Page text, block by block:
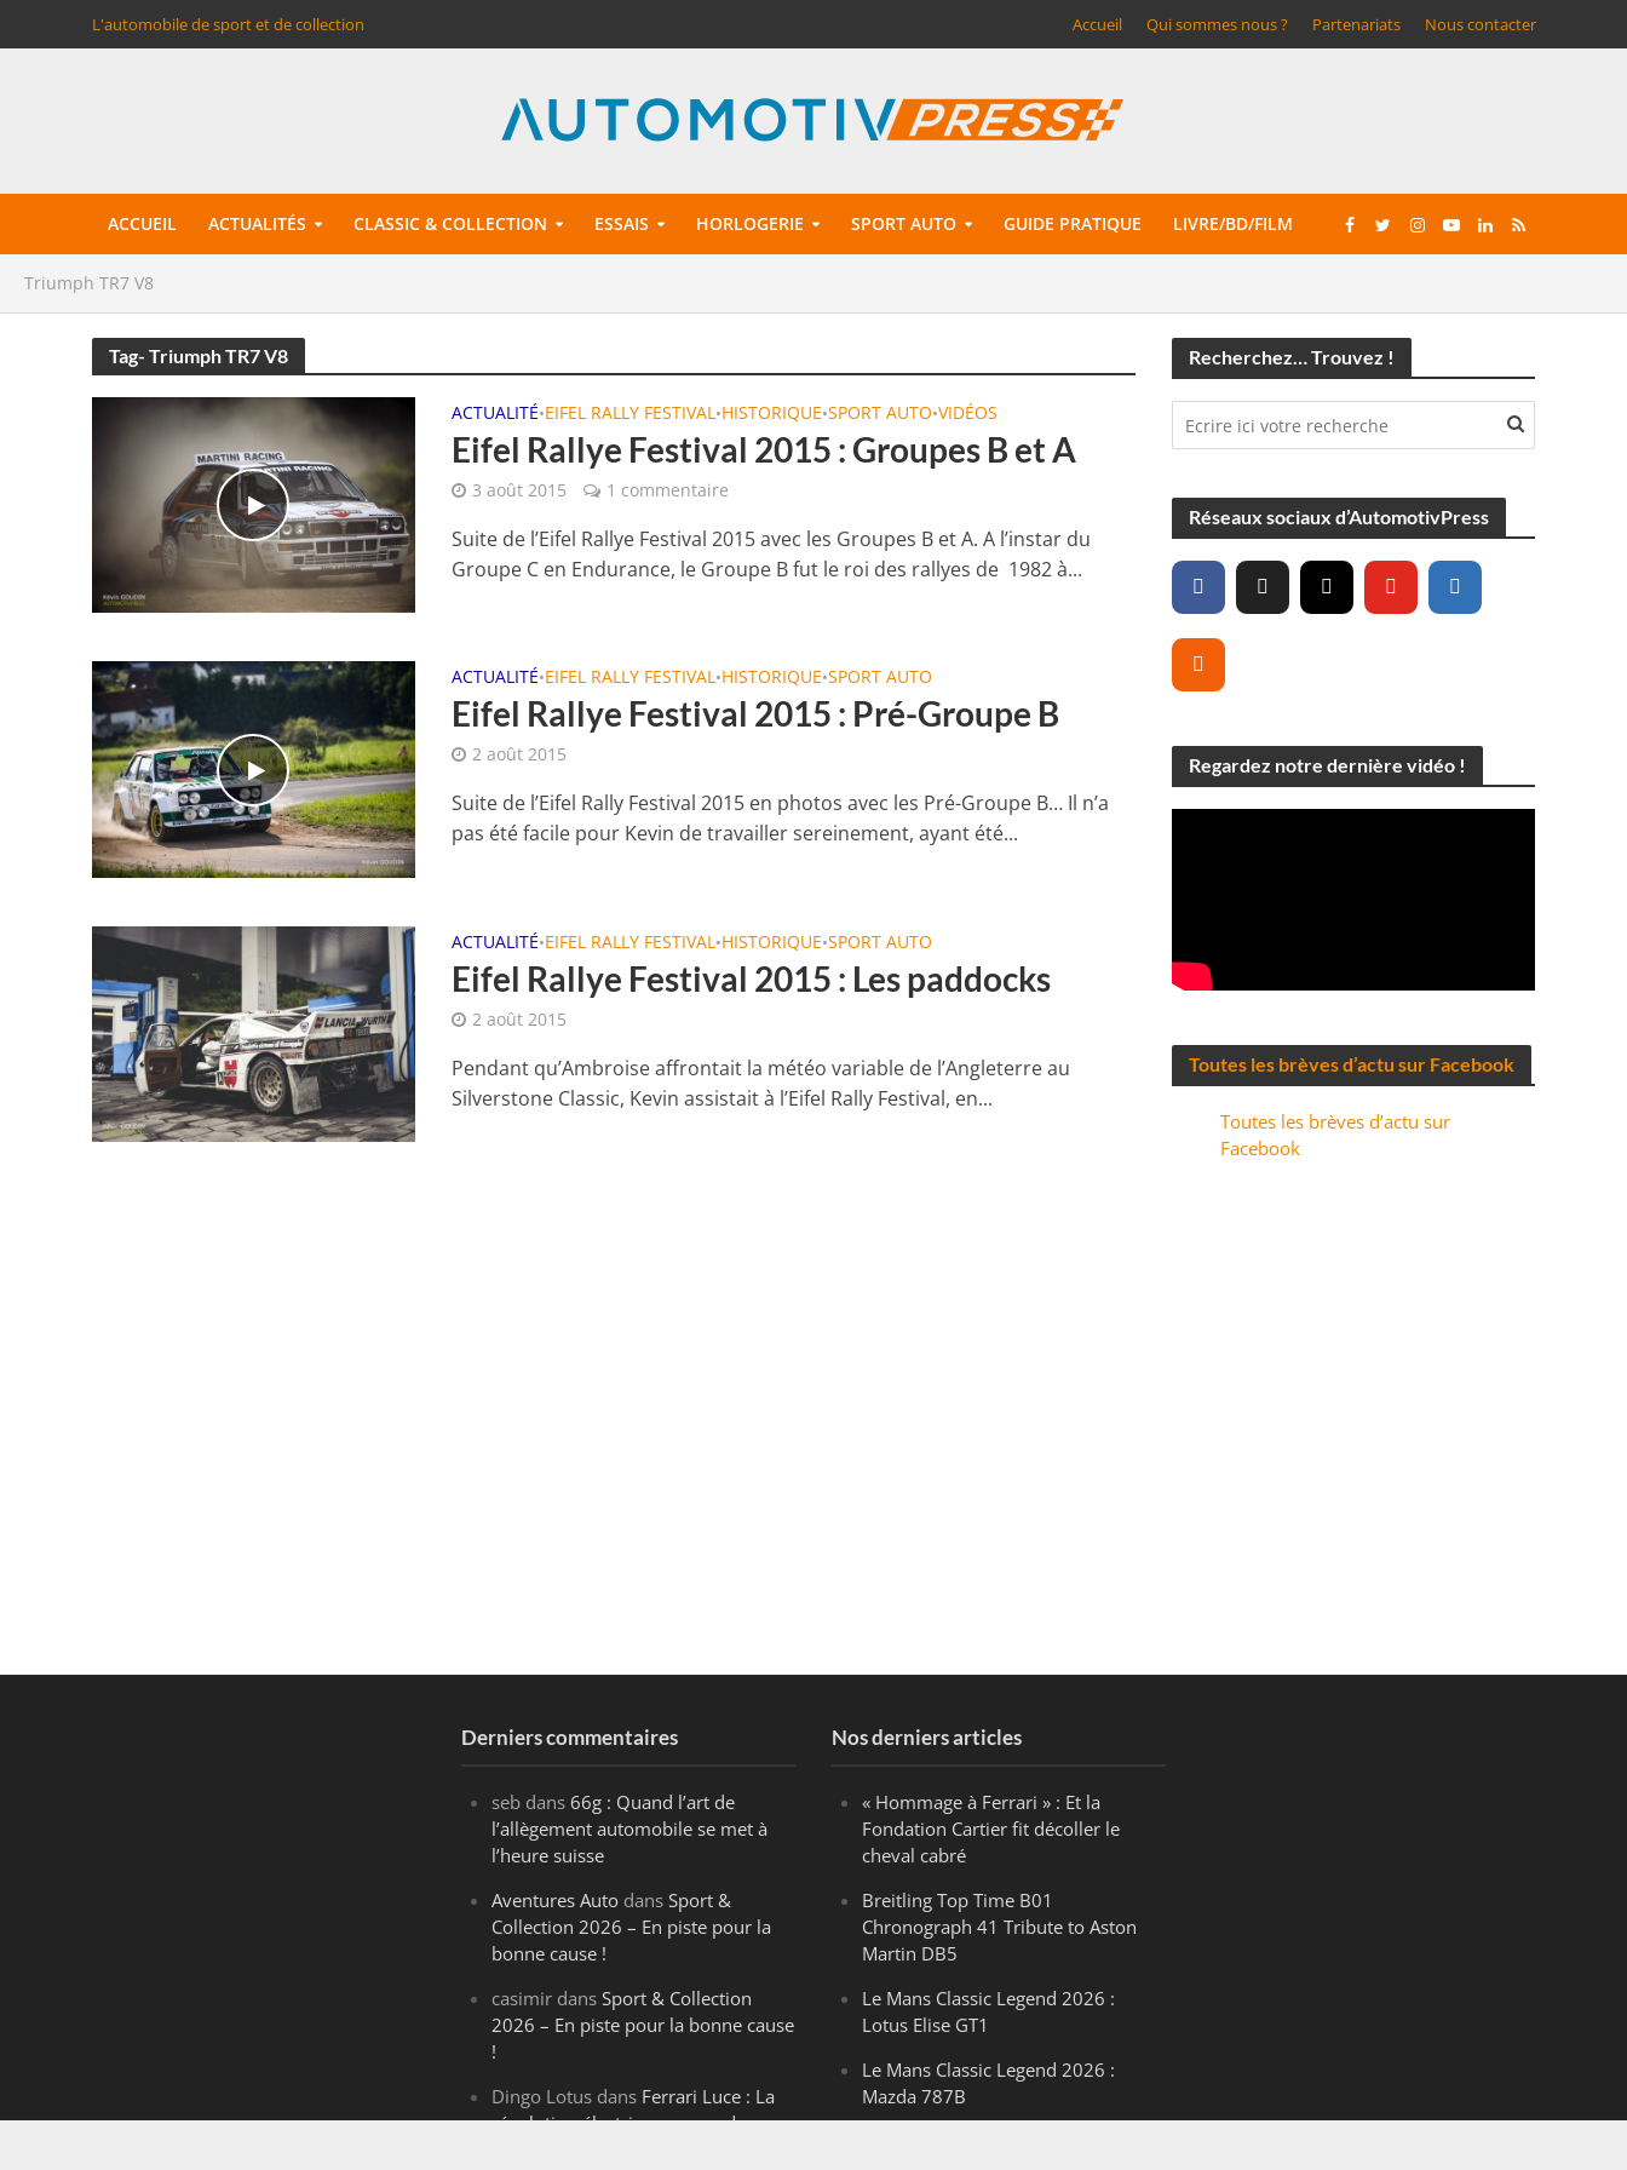
L'automobile de sport et de collection Accueil Qui sommes nous ? Partenariats Nous contacter
ACCUEIL ACTUALITÉS CLASSIC & COLLECTION ESSAIS HORLOGERIE SPORT AUTO GUIDE PRATIQUE LIVRE/BD/FILM
Triumph TR7 V8
Tag- Triumph TR7 V8
ACTUALITÉ•EIFEL RALLY FESTIVAL•HISTORIQUE•SPORT AUTO•VIDÉOS
Eifel Rallye Festival 2015 : Groupes B et A
3 août 2015 1 commentaire
Suite de l’Eifel Rallye Festival 2015 avec les Groupes B et A. A l’instar du
Groupe C en Endurance, le Groupe B fut le roi des rallyes de 1982 à...
ACTUALITÉ•EIFEL RALLY FESTIVAL•HISTORIQUE•SPORT AUTO
Eifel Rallye Festival 2015 : Pré-Groupe B
2 août 2015
Suite de l’Eifel Rally Festival 2015 en photos avec les Pré-Groupe B… Il n’a
pas été facile pour Kevin de travailler sereinement, ayant été...
ACTUALITÉ•EIFEL RALLY FESTIVAL •HISTORIQUE•SPORT AUTO
Eifel Rallye Festival 2015 : Les paddocks
2 août 2015
Pendant qu’Ambroise affrontait la météo variable de l’Angleterre au
Silverstone Classic, Kevin assistait à l’Eifel Rally Festival, en...
Recherchez… Trouvez !
Réseaux sociaux d’AutomotivPress
Regardez notre dernière vidéo !
Toutes les brèves d’actu sur Facebook
Toutes les brèves d’actu sur
Facebook
Derniers commentaires
seb dans66g : Quand l’art de
l’allègement automobile se met à
l’heure suisse
Aventures Auto dansSport &
Collection 2026 – En piste pour la
bonne cause !
casimir dansSport & Collection
2026 – En piste pour la bonne cause
!
Dingo Lotus dans Ferrari Luce : La
révolution électrique venue de
Nos derniers articles
« Hommage à Ferrari » : Et la
Fondation Cartier fit décoller le
cheval cabré
Breitling Top Time B01
Chronograph 41 Tribute to Aston
Martin DB5
Le Mans Classic Legend 2026 :
Lotus Elise GT1
Le Mans Classic Legend 2026 :
Mazda 787B